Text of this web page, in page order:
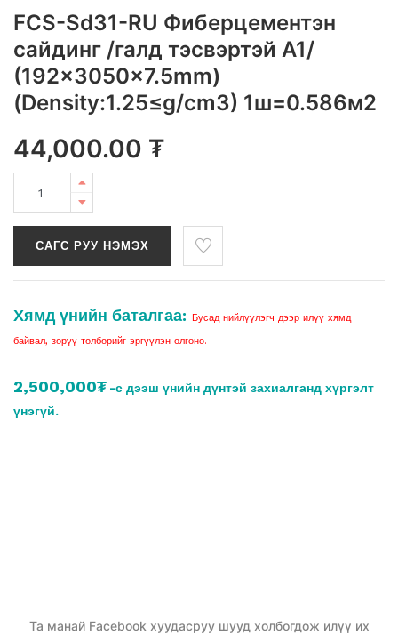
FCS-Sd31-RU Фиберцементэн
сайдинг /галд тэсвэртэй A1/
(192x3050x7.5mm)
(Density:1.25≤g/cm3) 1ш=0.586м2
44,000.00 ₮
САГС РУУ НЭМЭХ
Хямд үнийн баталгаа:
Бусад нийлүүлэгч дээр илүү хямд
байвал, зөрүү төлбөрийг эргүүлэн олгоно.
2,500,000₮ -с дээш үнийн дүнтэй захиалганд хүргэлт
үнэгүй.
Та манай Facebook хуудасруу шууд холбогдож илүү их